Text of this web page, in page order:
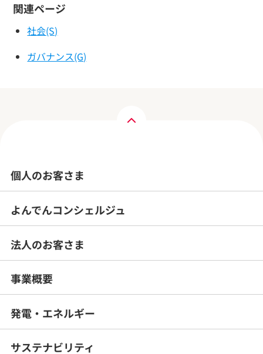
関連ページ
社会(S)
ガバナンス(G)
個人のお客さま
よんでんコンシェルジュ
法人のお客さま
事業概要
発電・エネルギー
サステナビリティ